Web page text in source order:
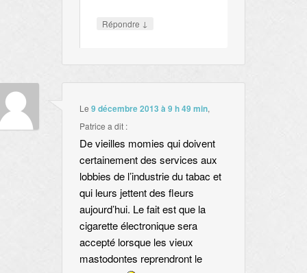
Répondre ↓
Le 9 décembre 2013 à 9 h 49 min,
Patrice a dit :
De vieilles momies qui doivent
certainement des services aux
lobbies de l’industrie du tabac et
qui leurs jettent des fleurs
aujourd’hui. Le fait est que la
cigarette électronique sera
accepté lorsque les vieux
mastodontes reprendront le